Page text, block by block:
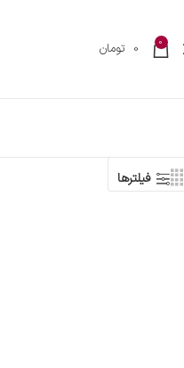
0
0 تومان
فیلترها